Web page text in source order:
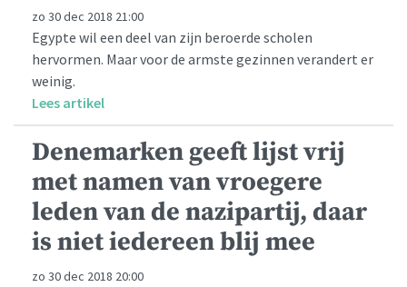
zo 30 dec 2018 21:00
Egypte wil een deel van zijn beroerde scholen
hervormen. Maar voor de armste gezinnen verandert er
weinig.
Lees artikel
Denemarken geeft lijst vrij
met namen van vroegere
leden van de nazipartij, daar
is niet iedereen blij mee
zo 30 dec 2018 20:00